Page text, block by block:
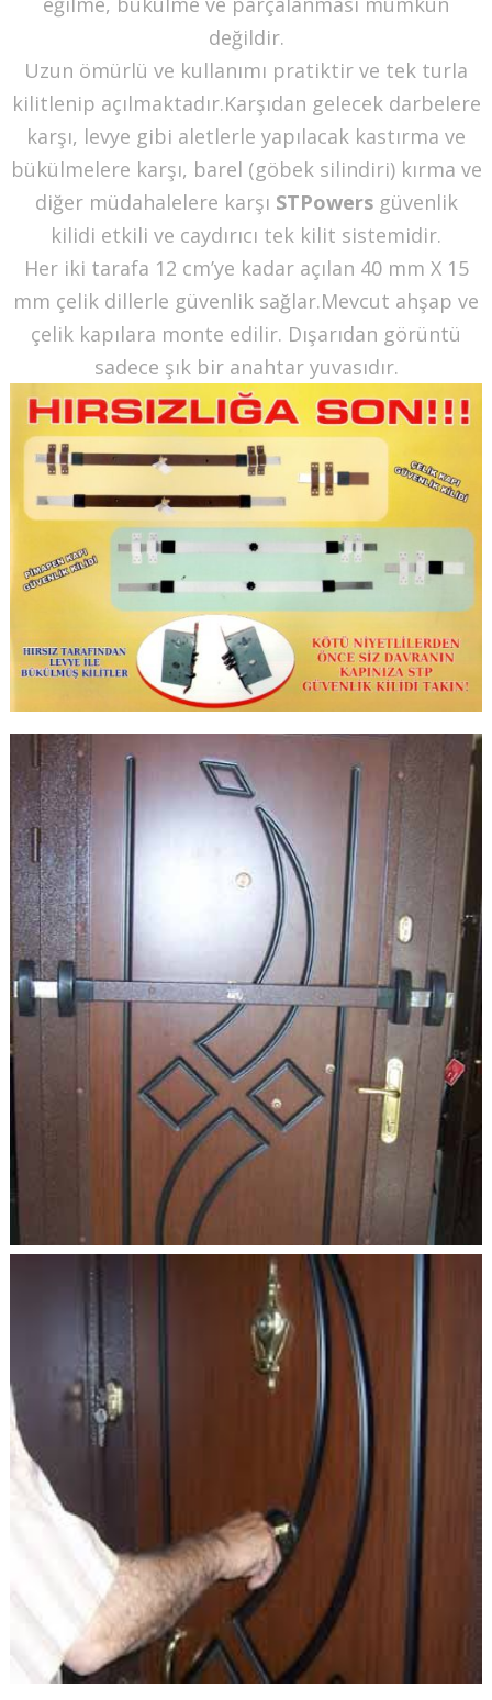
değildir.
Uzun ömürlü ve kullanımı pratiktir ve tek turla
kilitlenip açılmaktadır.Karşıdan gelecek darbelere
karşı, levye gibi aletlerle yapılacak kastırma ve
bükülmelere karşı, barel (göbek silindiri) kırma ve
diğer müdahalelere karşı STPowersgüvenlik
kilidi etkili ve caydırıcı tek kilit sistemidir.
Her iki tarafa 12 cm’ye kadar açılan 40 mm X 15
mm çelik dillerle güvenlik sağlar.Mevcut ahşap ve
çelik kapılara monte edilir. Dışarıdan görüntü
sadece şık bir anahtar yuvasıdır.